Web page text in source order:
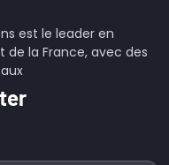
est le leader en
de la France, avec des